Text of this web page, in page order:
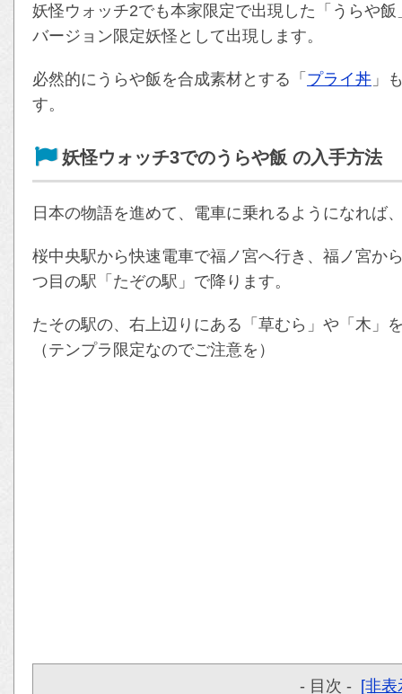
妖怪ウォッチ2でも本家限定で出現した「うらや
バージョン限定妖怪として出現します。
必然的にうらや飯を合成素材とする「 プライ丼 」
す。
妖怪ウォッチ3でのうらや飯 の入手方法
日本の物語を進めて、電車に乗れるようになれば
桜中央駅から快速電車で福ノ宮へ行き、福ノ宮か
つ目の駅「たぞの駅」で降ります。
たその駅の、右上辺りにある「草むら」や「木」
（テンプラ限定なのでご注意を）
- 目次 - [非表